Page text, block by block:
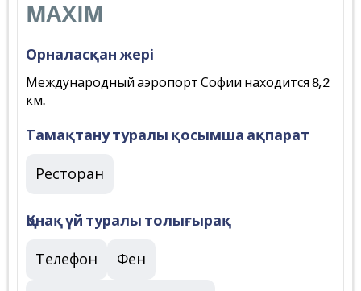
MAXIM
Орналасқан жері
Международный аэропорт Софии находится 8,2
км.
Тамақтану туралы қосымша ақпарат
Ресторан
Қонақ үй туралы толығырақ
Телефон Фен